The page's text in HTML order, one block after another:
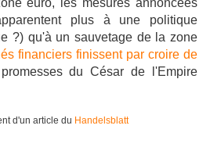
euro, les mesures annoncées
plus à une politique
?) qu'à un sauvetage de la zone
financiers finissent par croire de
du César de l'Empire
d'un article du Handelsblatt